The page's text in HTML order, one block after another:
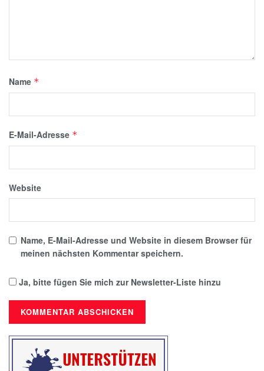
Name *
E-Mail-Adresse *
Website
Name, E-Mail-Adresse und Website in diesem Browser für
meinen nächsten Kommentar speichern.
Ja, bitte fügen Sie mich zur Newsletter-Liste hinzu